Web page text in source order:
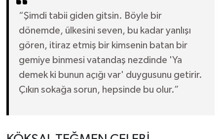
“Şimdi tabii giden gitsin. Böyle bir
dönemde, ülkesini seven, bu kadar yanlışı
gören, itiraz etmiş bir kimsenin batan bir
gemiye binmesi vatandaş nezdinde 'Ya
demek ki bunun açığı var' duygusunu getirir.
Çıkın sokağa sorun, hepsinde bu olur.”